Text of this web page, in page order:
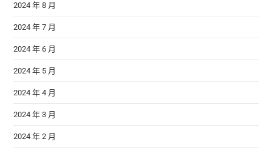
2024 年 8 月
2024 年 7 月
2024 年 6 月
2024 年 5 月
2024 年 4 月
2024 年 3 月
2024 年 2 月